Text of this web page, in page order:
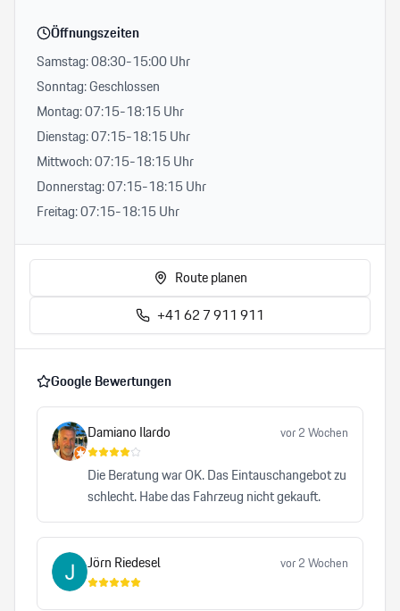
Öffnungszeiten
Samstag: 08:30-15:00 Uhr
Sonntag: Geschlossen
Montag: 07:15-18:15 Uhr
Dienstag: 07:15-18:15 Uhr
Mittwoch: 07:15-18:15 Uhr
Donnerstag: 07:15-18:15 Uhr
Freitag: 07:15-18:15 Uhr
Route planen
+41 62 7 911 911
Google Bewertungen
Damiano Ilardo vor 2 Wochen
Die Beratung war OK. Das Eintauschangebot zu
schlecht. Habe das Fahrzeug nicht gekauft.
Jörn Riedesel vor 2 Wochen